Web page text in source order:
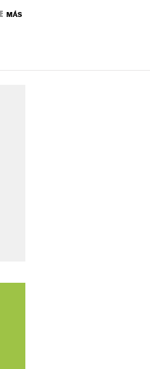
Eclipse solar mapa
MÁS